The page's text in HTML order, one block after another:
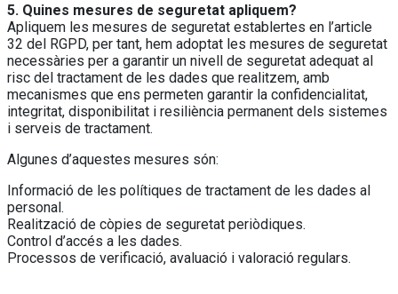
5. Quines mesures de seguretat apliquem?
Apliquem les mesures de seguretat establertes en l’article
32 del RGPD, per tant, hem adoptat les mesures de seguretat
necessàries per a garantir un nivell de seguretat adequat al
risc del tractament de les dades que realitzem, amb
mecanismes que ens permeten garantir la confidencialitat,
integritat, disponibilitat i resiliència permanent dels sistemes
i serveis de tractament.
Algunes d’aquestes mesures són:
Informació de les polítiques de tractament de les dades al
personal.
Realització de còpies de seguretat periòdiques.
Control d’accés a les dades.
Processos de verificació, avaluació i valoració regulars.